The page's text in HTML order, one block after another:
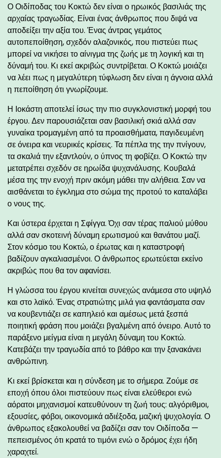
Ο Οιδίποδας του Κοκτώ δεν είναι ο ηρωικός βασιλιάς της
αρχαίας τραγωδίας. Είναι ένας άνθρωπος που διψά να
αποδείξει την αξία του. Ένας άντρας γεμάτος
αυτοπεποίθηση, σχεδόν αλαζονικός, που πιστεύει πως
μπορεί να νικήσει το αίνιγμα της ζωής με τη λογική και τη
δύναμή του. Κι εκεί ακριβώς συντρίβεται. Ο Κοκτώ μοιάζει
να λέει πως η μεγαλύτερη τύφλωση δεν είναι η άγνοια αλλά
η πεποίθηση ότι γνωρίζουμε.
Η Ιοκάστη αποτελεί ίσως την πιο συγκλονιστική μορφή του
έργου. Δεν παρουσιάζεται σαν βασιλική σκιά αλλά σαν
γυναίκα τρομαγμένη από τα προαισθήματα, παγιδευμένη
σε όνειρα και νευρικές κρίσεις. Τα πέπλα της την πνίγουν,
τα σκαλιά την εξαντλούν, ο ύπνος τη φοβίζει. Ο Κοκτώ την
μετατρέπει σχεδόν σε ηρωίδα ψυχανάλυσης. Κουβαλά
μέσα της την ενοχή πριν ακόμη μάθει την αλήθεια. Σαν να
αισθάνεται το έγκλημα στο σώμα της προτού το καταλάβει
ο νους της.
Και ύστερα έρχεται η Σφίγγα. Όχι σαν τέρας παλιού μύθου
αλλά σαν σκοτεινή δύναμη ερωτισμού και θανάτου μαζί.
Στον κόσμο του Κοκτώ, ο έρωτας και η καταστροφή
βαδίζουν αγκαλιασμένοι. Ο άνθρωπος ερωτεύεται εκείνο
ακριβώς που θα τον αφανίσει.
Η γλώσσα του έργου κινείται συνεχώς ανάμεσα στο υψηλό
και στο λαϊκό. Ένας στρατιώτης μιλά για φαντάσματα σαν
να κουβεντιάζει σε καπηλειό και αμέσως μετά ξεσπά
ποιητική φράση που μοιάζει βγαλμένη από όνειρο. Αυτό το
παράξενο μείγμα είναι η μεγάλη δύναμη του Κοκτώ.
Κατεβάζει την τραγωδία από το βάθρο και την ξανακάνει
ανθρώπινη.
Κι εκεί βρίσκεται και η σύνδεση με το σήμερα. Ζούμε σε
εποχή όπου όλοι πιστεύουν πως είναι ελεύθεροι ενώ
αόρατοι μηχανισμοί κατευθύνουν τη ζωή τους: αλγόριθμοι,
εξουσίες, φόβοι, οικονομικά αδιέξοδα, μαζική ψυχολογία. Ο
άνθρωπος εξακολουθεί να βαδίζει σαν τον Οιδίποδα —
πεπεισμένος ότι κρατά το τιμόνι ενώ ο δρόμος έχει ήδη
χαραχτεί.